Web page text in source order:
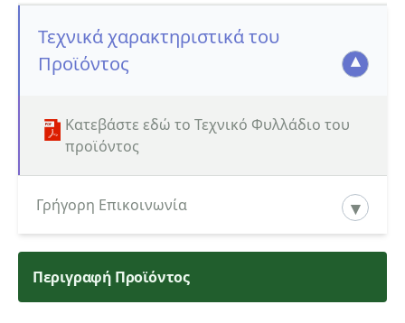
Τεχνικά χαρακτηριστικά του
Προϊόντος
Κατεβάστε εδώ το Τεχνικό Φυλλάδιο του
προϊόντος
Γρήγορη Επικοινωνία
Κατηγορία ενδιαφερόμενου
Περιγραφή Προϊόντος